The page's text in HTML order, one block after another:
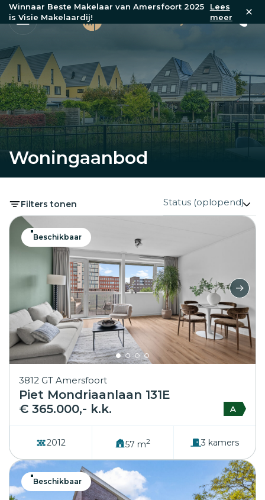
Winnaar Beste Makelaar van Amersfoort 2025
is Visie Makelaardij!
Lees
meer
Woningaanbod
Filters tonen
3812 GT Amersfoort
Piet Mondriaanlaan 131E
€ 365.000,- k.k.
A
2012 57 m2 3 kamers
Beschikbaar
Beschikbaar